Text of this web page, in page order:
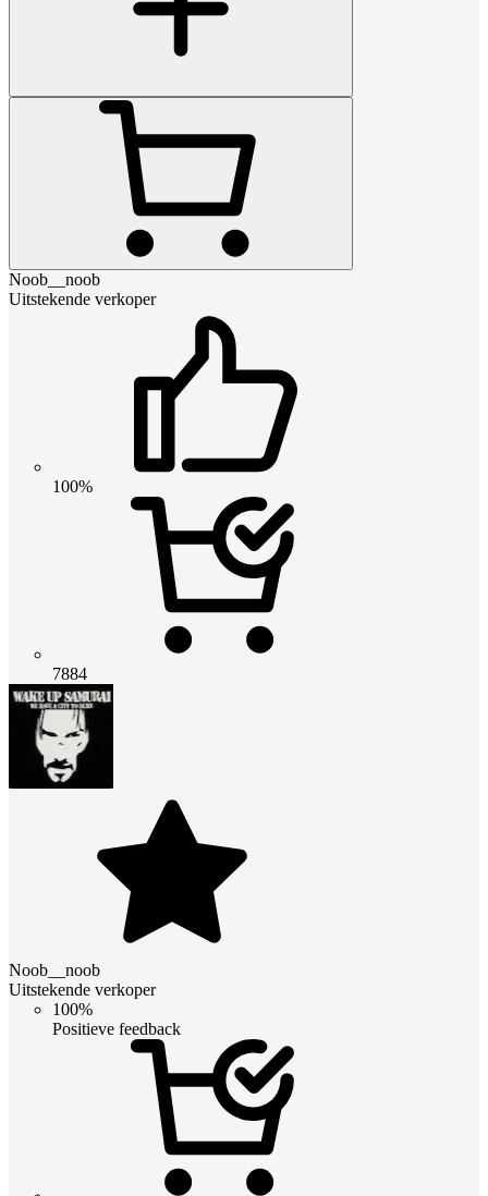
Noob__noob
Uitstekende verkoper
100%
7884
Noob__noob
Uitstekende verkoper
100%
Positieve feedback